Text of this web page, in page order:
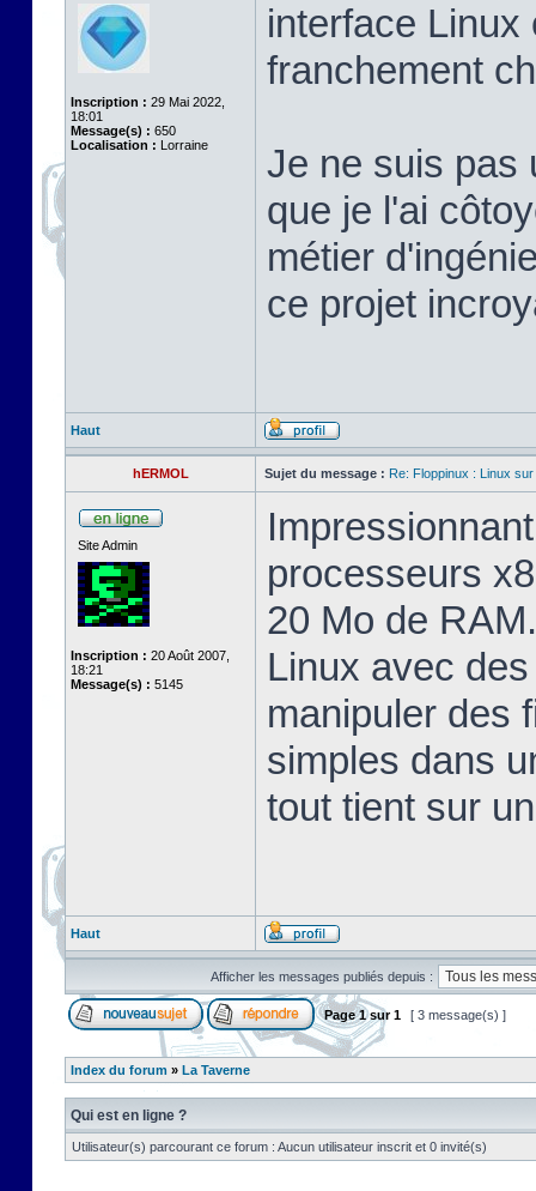
Inscription : 29 Mai 2022,
18:01
Message(s) : 650
Localisation : Lorraine
interface Linux
franchement
Je ne suis pas
que je l'ai
métier
ce projet
Haut
hERMOL Sujet du message : Re: Floppinux : Linux
Site Admin
Inscription : 20 Août 2007,
18:21
Message(s) : 5145
processeurs
20 Mo de
Linux avec
manipuler des
simples dans
tout tient sur
Haut
Afficher les messages publiés depuis :
Page1sur1 [ 3 message(s) ]
Index du forum » La Taverne
Qui est en ligne ?
Utilisateur(s) parcourant ce forum : Aucun utilisateur inscrit et 0 invité(s)